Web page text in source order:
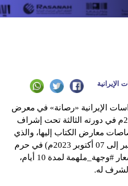
الإيرانية
الإيرانية «رصانة» في معرض
تحت إشراف
معارض الكتاب إليها، والذي
سيقام في الفترة (28 سبتمبر إلى 07 أكتوبر 2023م) في حرم
جامعة الملك سعود تحت شعار #وجهة_ملهمة لمدة 10 أيام،
له.